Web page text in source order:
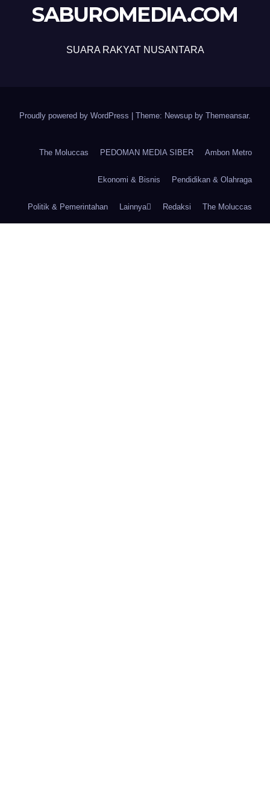
SABUROMEDIA.COM
SUARA RAKYAT NUSANTARA
Proudly powered by WordPress Theme: Newsup by Themeansar.
The Moluccas PEDOMAN MEDIA SIBER Ambon Metro
Ekonomi & Bisnis Pendidikan & Olahraga
Politik & Pemerintahan Lainnya Redaksi The Moluccas